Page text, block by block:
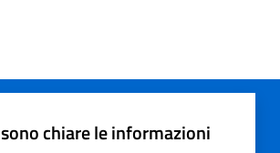
chiare le informazioni